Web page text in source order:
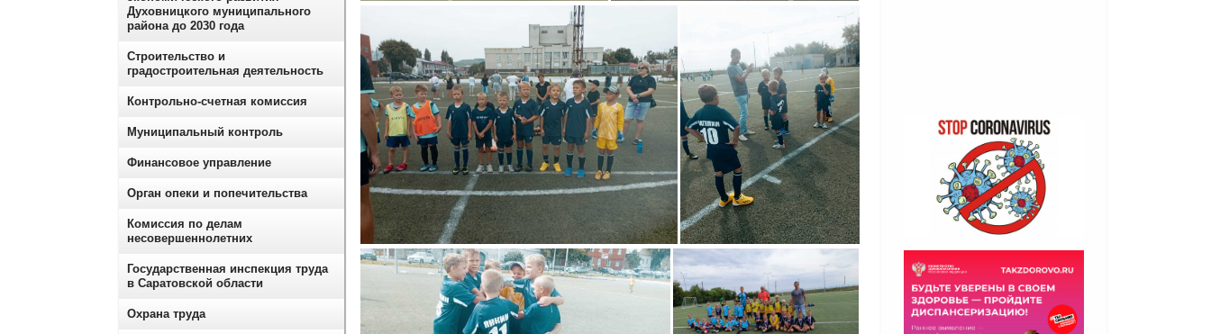
Духовницкого муниципального
района до 2030 года
Строительство и
градостроительная деятельность
Контрольно-счетная комиссия
Муниципальный контроль
Финансовое управление
Орган опеки и попечительства
Комиссия по делам
несовершеннолетних
Государственная инспекция труда
в Саратовской области
Охрана труда